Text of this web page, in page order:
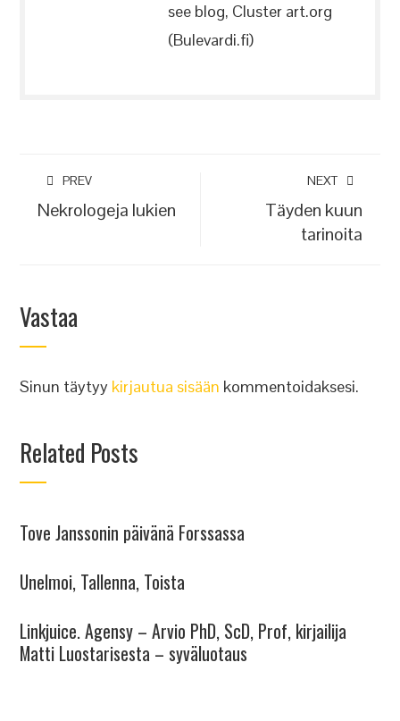
see blog, Cluster art.org
(Bulevardi.fi)
PREV
Nekrologeja lukien
NEXT
Täyden kuun
tarinoita
Vastaa
Sinun täytyy kirjautua sisään kommentoidaksesi.
Related Posts
Tove Janssonin päivänä Forssassa
Unelmoi, Tallenna, Toista
Linkjuice. Agensy – Arvio PhD, ScD, Prof, kirjailija
Matti Luostarisesta – syväluotaus